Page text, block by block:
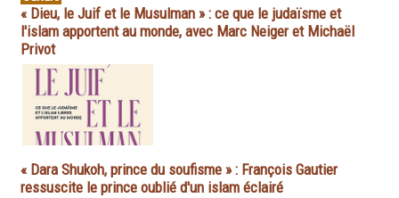
« Dieu, le Juif et le Musulman » : ce que le judaïsme et
l'islam apportent au monde, avec Marc Neiger et Michaël
Privot
« Dara Shukoh, prince du soufisme » : François Gautier
ressuscite le prince oublié d'un islam éclairé